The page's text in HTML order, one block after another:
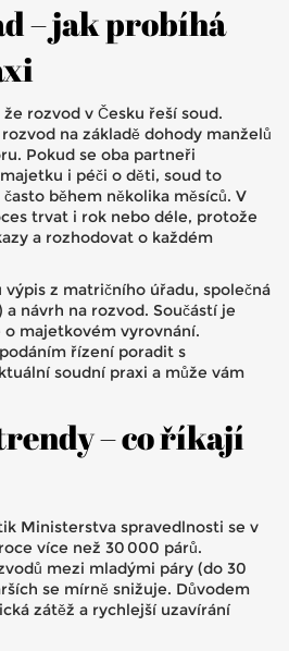
– jak probíhá
rozvod v Česku řeší soud.
na základě dohody manželů
Pokud se oba partneři
i péči o děti, soud to
během několika měsíců. V
trvat i rok nebo déle, protože
a rozhodovat o každém
z matričního úřadu, společná
návrh na rozvod. Součástí je
majetkovém vyrovnání.
řízení poradit s
soudní praxi a může vám
– co říkají
Ministerstva spravedlnosti se v
více než 30 000 párů.
mezi mladými páry (do 30
se mírně snižuje. Důvodem
zátěž a rychlejší uzavírání